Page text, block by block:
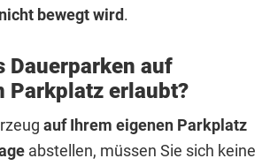
nicht bewegt wird.
Dauerparken auf
Parkplatz erlaubt?
auf Ihrem eigenen Parkplatz
abstellen, müssen Sie sich keine